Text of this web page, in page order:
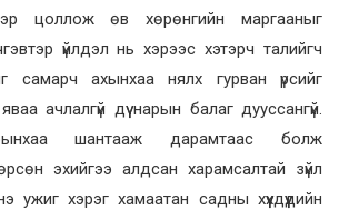
цоллож өв хөрөнгийн маргааныг
үйлдэл нь хэрээс хэтэрч талийгч
самарч ахынхаа нялх гурван үрсийг
ачлалгүй дүү нарын балаг дууссангүй.
шантааж дарамтаас болж
эхийгээ алдсан харамсалтай зүйл
ужиг хэрэг хамаатан садны хүүхдүүдийн